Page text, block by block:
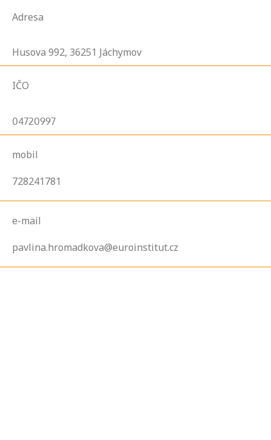
Adresa
Husova 992, 36251 Jáchymov
IČO
04720997
mobil
728241781
e-mail
pavlina.hromadkova@euroinstitut.cz